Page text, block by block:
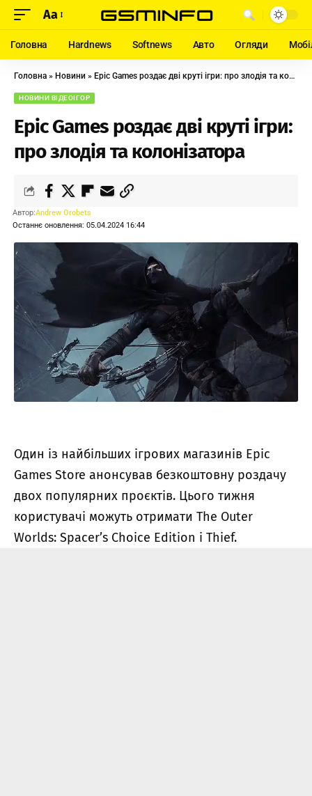
Aa
Головна Hardnews Softnews Авто Огляди
Головна » Новини » Epic Games роздає дві круті ігри: про злодія та колонізатора
НОВИНИ ВІДЕОІГОР
Epic Games роздає дві круті ігри:
про злодія та колонізатора
Останнє оновлення: 05.04.2024 16:44
Автор:Andrew Orobets
Один із найбільших ігрових магазинів Epic
Games Store анонсував безкоштовну роздачу
двох популярних проєктів. Цього тижня
користувачі можуть отримати The Outer
Worlds: Spacer’s Choice Edition і Thief.